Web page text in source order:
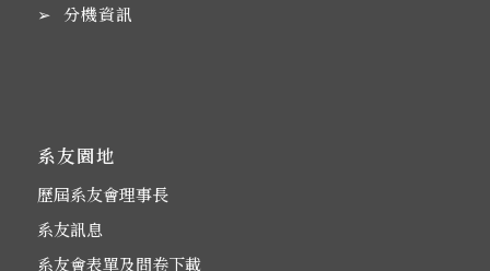
➢ 分機資訊
系友園地
歷屆系友會理事長
系友訊息
系友會表單及問卷下載